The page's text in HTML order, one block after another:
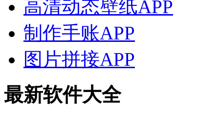
高清动态壁纸APP
制作手账APP
图片拼接APP
最新软件大全